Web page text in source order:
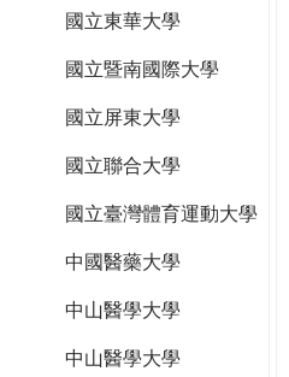
國立東華大學
國立暨南國際大學
國立屏東大學
國立聯合大學
國立臺灣體育運動大學
中國醫藥大學
中山醫學大學
中山醫學大學